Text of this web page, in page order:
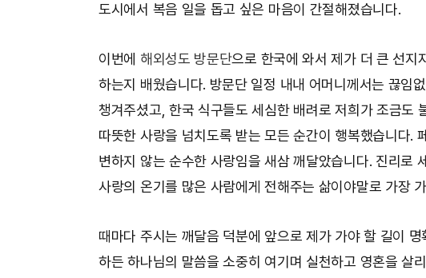
도시에서 복음 일을 돕고 싶은 마음이 간절해졌습니다.
이번에 해외성도 방문단으로 한국에 와서 제가 더 큰 선지
하는지 배웠습니다. 방문단 일정 내내 어머니께서는 끊임
챙겨주셨고, 한국 식구들도 세심한 배려로 저희가 조금도
따뜻한 사랑을 넘치도록 받는 모든 순간이 행복했습니다.
변하지 않는 순수한 사랑임을 새삼 깨달았습니다. 진리로
사랑의 온기를 많은 사람에게 전해주는 삶이야말로 가장
때마다 주시는 깨달음 덕분에 앞으로 제가 가야 할 길이
하든 하나님의 말씀을 소중히 여기며 실천하고 영혼을 살